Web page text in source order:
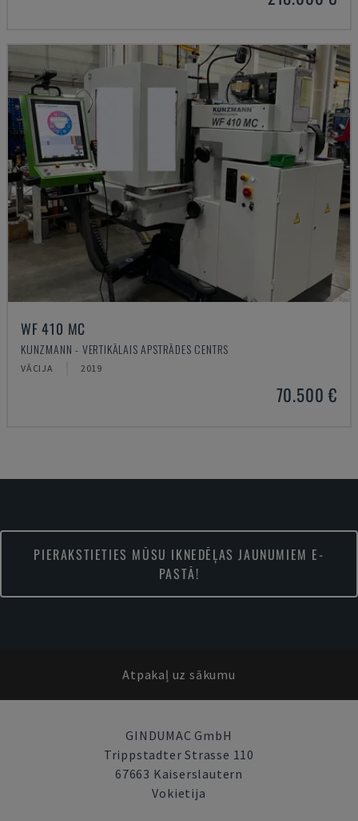
WF 410 MC
KUNZMANN - VERTIKĀLAIS APSTRĀDES CENTRS
VĀCIJA 2019
70.500 €
PIERAKSTIETIES MŪSU IKNEDĒĻAS JAUNUMIEM E-
PASTĀ!
Atpakaļ uz sākumu
GINDUMAC GmbH
Trippstadter Strasse 110
67663 Kaiserslautern
Vokietija